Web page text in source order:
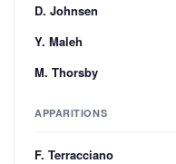
D. Johnsen
Y. Maleh
M. Thorsby
APPARITIONS
F. Terracciano